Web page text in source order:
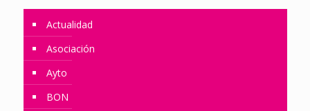
Actualidad
Asociación
Ayto
BON